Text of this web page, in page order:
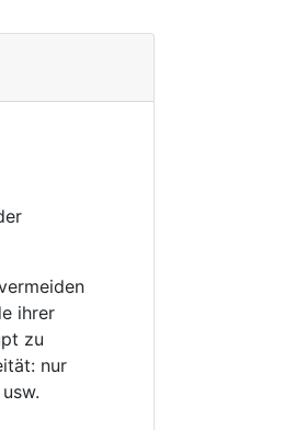
ihrer
zu
nur